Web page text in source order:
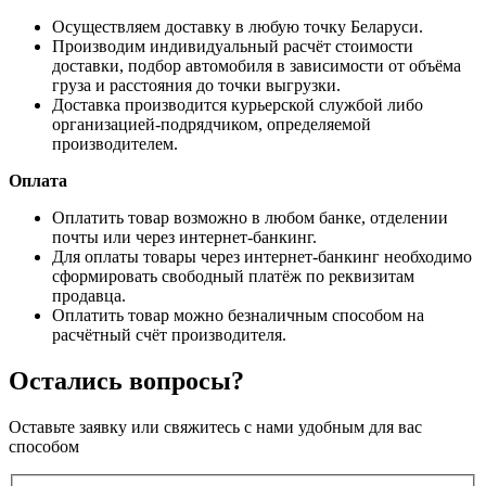
Осуществляем доставку в любую точку Беларуси.
Производим индивидуальный расчёт стоимости
доставки, подбор автомобиля в зависимости от объёма
груза и расстояния до точки выгрузки.
Доставка производится курьерской службой либо
организацией-подрядчиком, определяемой
производителем.
Оплата
Оплатить товар возможно в любом банке, отделении
почты или через интернет-банкинг.
Для оплаты товары через интернет-банкинг необходимо
сформировать свободный платёж по реквизитам
продавца.
Оплатить товар можно безналичным способом на
расчётный счёт производителя.
Остались вопросы?
Оставьте заявку или свяжитесь с нами удобным для вас
способом